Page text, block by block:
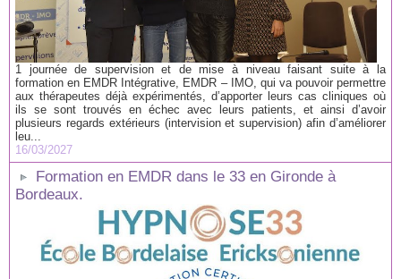
1 journée de supervision et de mise à niveau faisant suite à la
formation en EMDR Intégrative, EMDR – IMO, qui va pouvoir permettre
aux thérapeutes déjà expérimentés, d’apporter leurs cas cliniques où
ils se sont trouvés en échec avec leurs patients, et ainsi d’avoir
plusieurs regards extérieurs (intervision et supervision) afin d’améliorer
leu...
16/03/2027
Formation en EMDR dans le 33 en Gironde à
Bordeaux.